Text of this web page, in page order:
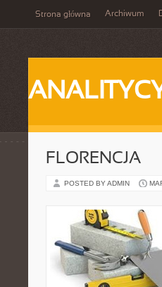
Strona główna Archiwum
FLORENCJA
POSTED BY ADMIN